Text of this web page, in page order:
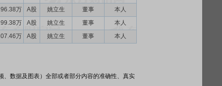
万 A股 姚立生 董事
本人
万
A股 姚立生 董事
本人
万
A股 姚立生 董事 本人
数据及图表）全部或者部分内容的准确性、真实